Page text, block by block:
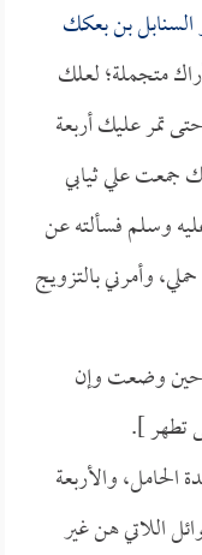
السنابل بن بعكك
متجملة؛ لعلك
تمر عليك أربعة
جمعت علي ثيابي
وسلم فسألته عن
وأمرني بالتزويج
حين وضعت وإن
تطهر ].
والأربعة
اللاتي هن غير